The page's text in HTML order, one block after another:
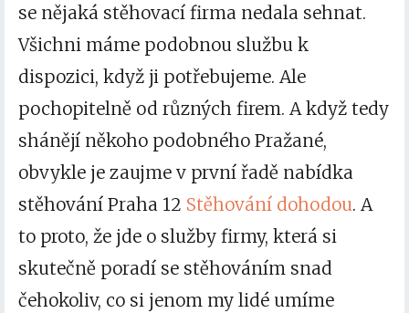
se nějaká stěhovací firma nedala sehnat.
Všichni máme podobnou službu k
dispozici, když ji potřebujeme. Ale
pochopitelně od různých firem. A když tedy
shánějí někoho podobného Pražané,
obvykle je zaujme v první řadě nabídka
stěhování Praha 12 Stěhování dohodou. A
to proto, že jde o služby firmy, která si
skutečně poradí se stěhováním snad
čehokoliv, co si jenom my lidé umíme